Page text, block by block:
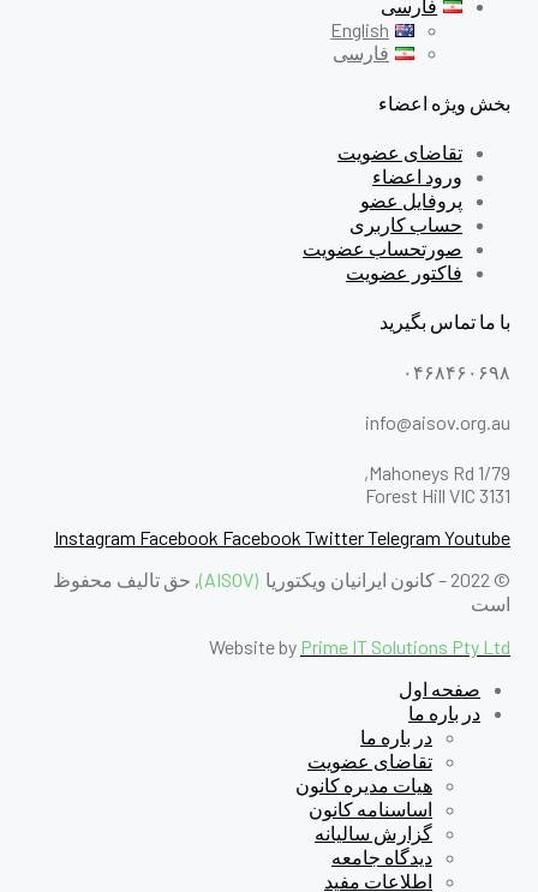
فارسی
English
فارسی
بخش ویژه اعضاء
تقاضای عضویت
ورود اعضاء
پروفایل عضو
حساب کاربری
صورتحساب عضویت
فاکتور عضویت
با ما تماس بگیرید
۰۴۶۸۴۶۰۶۹۸
info@aisov.org.au
1/79 Mahoneys Rd,
Forest Hill VIC 3131
Instagram Facebook Facebook TwitterTelegram Youtube
© 2022 – کانون ایرانیان ویکتوریا
(AISOV)
, حق تالیف محفوظ
است
Website by Prime IT Solutions Pty Ltd
صفحه اول
در باره ما
در باره ما
تقاضای عضویت
هیات مدیره کانون
اساسنامه کانون
گزارش سالیانه
دیدگاه جامعه
اطلاعات مفید